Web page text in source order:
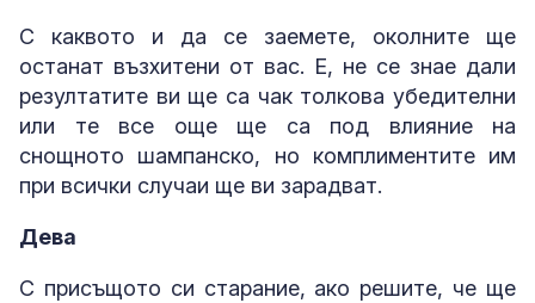
С каквото и да се заемете, околните ще
останат възхитени от вас. Е, не се знае дали
резултатите ви ще са чак толкова убедителни
или те все още ще са под влияние на
снощното шампанско, но комплиментите им
при всички случаи ще ви зарадват.
Дева
С присъщото си старание, ако решите, че ще